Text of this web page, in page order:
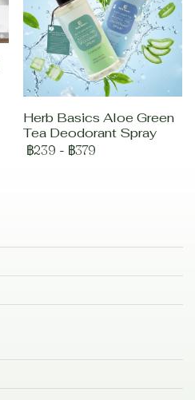
Herb Basics Aloe Green
Tea Deodorant Spray
฿239 - ฿379